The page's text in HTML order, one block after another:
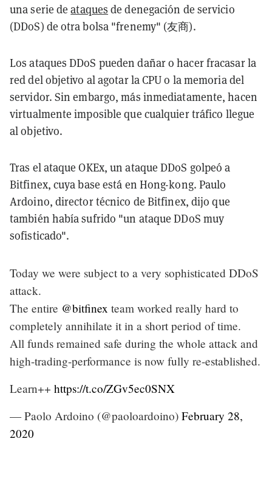
una serie deataques de denegación de servicio
(DDoS) de otra bolsa "frenemy" (友商).
Los ataques DDoS pueden dañar o hacer fracasar la
red del objetivo al agotar la CPU o la memoria del
servidor. Sin embargo, más inmediatamente, hacen
virtualmente imposible que cualquier tráfico llegue
al objetivo.
Tras el ataque OKEx, un ataque DDoS golpeó a
Bitfinex, cuya base está en Hong-kong. Paulo
Ardoino, director técnico de Bitfinex, dijo que
también había sufrido "un ataque DDoS muy
sofisticado".
Today we were subject to a very sophisticated DDoS
attack.
The entire @bitfinex team worked really hard to
completely annihilate it in a short period of time.
All funds remained safe during the whole attack and
high-trading-performance is now fully re-established.
Learn++ https://t.co/ZGv5ec0SNX
— Paolo Ardoino (@paoloardoino) February 28,
2020